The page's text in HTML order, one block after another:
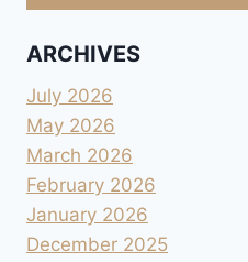
ARCHIVES
July 2026
May 2026
March 2026
February 2026
January 2026
December 2025